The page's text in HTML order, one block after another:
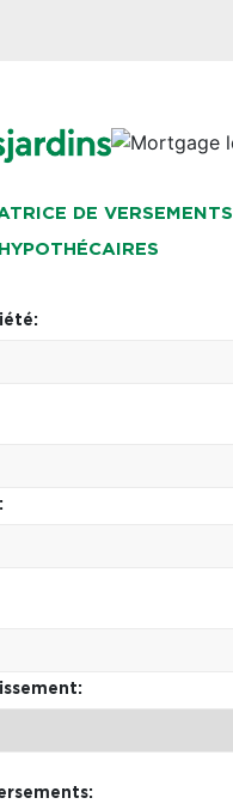
DE VERSEMENTS
HYPOTHÉCAIRES